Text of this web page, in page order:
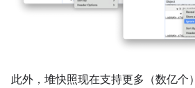
此外，堆快照现在支持更多（数亿个